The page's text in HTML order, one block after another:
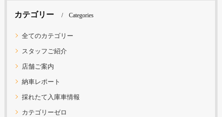
カテゴリー Categories
全てのカテゴリー
スタッフご紹介
店舗ご案内
納車レポート
採れたて入庫車情報
カテゴリーゼロ